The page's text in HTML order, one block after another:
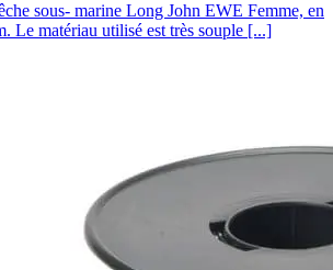
sous- marine Long John EWE Femme, en
Le matériau utilisé est très souple [...]